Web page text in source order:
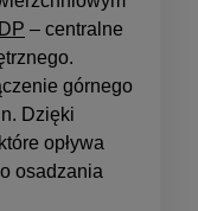
– centralne
górnego
Dzięki
opływa
osadzania